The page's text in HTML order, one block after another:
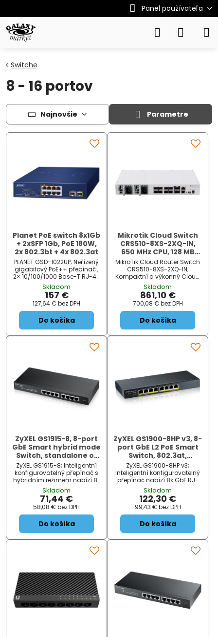
Panel používateľa
Switche
8 - 16 portov
Najnovšie Parametre
Planet PoE switch 8x1Gb
+ 2xSFP 1Gb, PoE 180W,
2x 802.3bt + 4x 802.3at
PLANET GSD-1022UP; Neřízený
gigabitový PoE++ přepínač ,
2× 10/100/1000 Base-T RJ-45
s injektory 802.3bt, 4×
10/100/1000 Base-T s
injektory 802.3at, 2×
10/100/1000 Base-T RJ-45, 2×
1000 Base-X SFP, napájecí
výkon...
Skladom
157 €
127,64 € bez DPH
Do košíka
Mikrotik Cloud Switch
CRS510-8XS-2XQ-IN,
650 MHz CPU, 128 MB
RAM, 1x LAN, 2x QSFP28,
8x SFP28, 2x PSU, L5
MikroTik Cloud Router Switch
CRS510-8XS-2XQ-IN;
Kompaktní a výkonný Cloud
Router Switch se dvěma 100G
QSFP28, osmi 25G SFP28 a
jedním RJ-45 Ethernet
portem + 1x RJ-45 konzole.
Switch poskytuje
100Gigabitové opt...
Skladom
861,10 €
700,08 € bez DPH
Do košíka
ZyXEL GS1915-8, 8-port
GbE Smart hybrid mode
Switch, standalone or
NebulaFlex Cloud,
desktop, fanless
ZyXEL GS1915-8; Inteligentní
konfigurovatelný přepínač s
hybridním režimem nabízí 8x
GbE RJ-45 port . Přepínací
kapacita dosahuje až 16
Gbps a rychlost směrování
až 11,9 Mpps . Buffer má
kapa...
Skladom
71,44 €
58,08 € bez DPH
Do košíka
ZyXEL GS1900-8HP v3, 8-
port GbE L2 PoE Smart
Switch, 802.3at,
desktop, fanless, 70
Watt
ZyXEL GS1900-8HP v3;
Inteligentní konfigurovatelný
přepínač nabízí 8x GbE RJ-
45 port . Disponuje
základními funkcemi pro
správu a přinese tak do vaší
podnikové sítě vyšší flexibilitu
a konektivitu. Nasazením
GbE...
Skladom
122,30 €
99,43 € bez DPH
Do košíka